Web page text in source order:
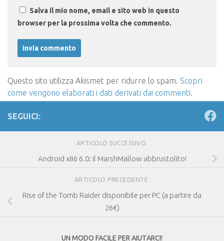
Salva il mio nome, email e sito web in questo
browser per la prossima volta che commento.
Questo sito utilizza Akismet per ridurre lo spam. Scopri
come vengono elaborati i dati derivati dai commenti.
SEGUICI:
ARTICOLO SUCCESSIVO
Android x86 6.0: il MarshMallow abbrustolito!
ARTICOLO PRECEDENTE
Rise of the Tomb Raider disponibile per PC (a partire da
26€)
UN MODO FACILE PER AIUTARCI!